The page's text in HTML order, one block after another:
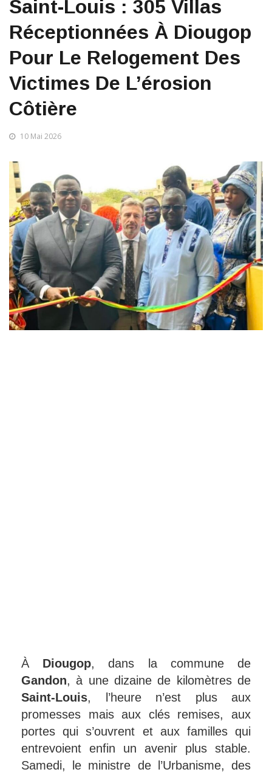
Saint-Louis : 305 Villas
Réceptionnées À Diougop
Pour Le Relogement Des
Victimes De L’érosion
Côtière
10 Mai 2026
À Diougop, dans la commune de
Gandon, à une dizaine de kilomètres de
Saint-Louis, l’heure n’est plus aux
promesses mais aux clés remises, aux
portes qui s’ouvrent et aux familles qui
entrevoient enfin un avenir plus stable.
Samedi, le ministre de l’Urbanisme, des